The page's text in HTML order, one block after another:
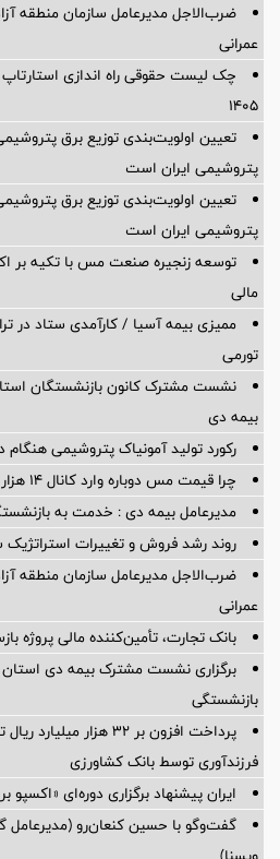
ضرب‌الاجل مدیرعامل سازمان منطقه
عمرانی
چک لیست حقوقی راه اندازی
۱۴۰۵
تعیین اولویت‌بندی توزیع برق
پتروشیمی ایران است
تعیین اولویت‌بندی توزیع برق
پتروشیمی ایران است
توسعه زنجیره صنعت مس با تکیه بر
مالی
ممیزی بیمه آسیا / کارآمدی ستاد در
تورمی
نشست مشترک کانون بازنشستگان
بیمه دی
رکورد تولید آمونیاک پتروشیمی
چرا قیمت مس دوباره وارد کانال ۱۴ هزار دلار شد
مدیرعامل بیمه دی : خدمت به
روند رشد فروش و تغییرات
ضرب‌الاجل مدیرعامل سازمان منطقه
عمرانی
بانک تجارت، تأمین‌کننده مالی پروژه بازسازی
برگزاری نشست مشترک بیمه دی
بازنشستگی
پرداخت افزون بر 32
فرزندآوری توسط بانک کشاورزی
ایران پیشنهاد برگزاری دوره‌ای «اکسپو
گفت‌وگو با حسین كنعان‌رو